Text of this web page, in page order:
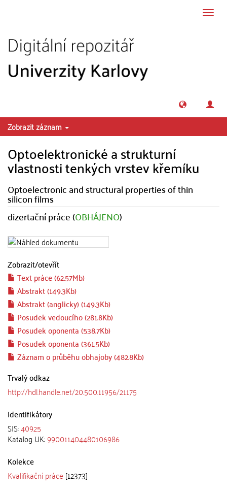
Zobrazit záznam
Optoelektronické a strukturní
vlastnosti tenkých vrstev křemíku
Optoelectronic and structural properties of thin
silicon films
dizertační práce (OBHÁJENO)
Zobrazit/otevřít
Text práce (62.57Mb)
Abstrakt (149.3Kb)
Abstrakt (anglicky) (149.3Kb)
Posudek vedoucího (281.8Kb)
Posudek oponenta (538.7Kb)
Posudek oponenta (361.5Kb)
Záznam o průběhu obhajoby (482.8Kb)
Trvalý odkaz
http://hdl.handle.net/20.500.11956/21175
Identifikátory
SIS:40925
Katalog UK:990011404480106986
Kolekce
Kvalifikační práce [12373]